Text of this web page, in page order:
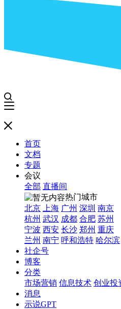
首页
文档
专题
会议
全部 直播间
热门城市
北京
上海 广州 深圳 南京
杭州 武汉 成都 合肥 苏州
宁波 西安 长沙 郑州 重庆
兰州 南宁 呼和浩特 哈尔滨
社企号
博客
分类
市场营销 信息技术 创业投
消息
示说GPT